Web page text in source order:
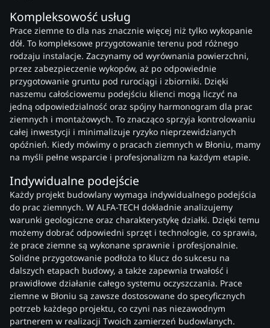
Kompleksowość usług
Prace ziemne to dla nas znacznie więcej niż tylko wykopanie
dół. To kompleksowe przygotowanie terenu pod różnego
rodzaju instalacje. Zaczynamy od wyrównania powierzchni,
przez zabezpieczenie wykopów, aż po odpowiednie
przygotowanie gruntu pod rurociągi i zbiorniki. Dzięki
naszemu całościowemu podejściu klienci mogą liczyć na
jedną odpowiedzialność oraz spójny harmonogram dla prac
ziemnych i montażowych. To znacząco sprzyja kontrolowaniu
całej inwestycji i minimalizuje ryzyko nieprzewidzianych
opóźnień. Kiedy mówimy o pracach ziemnych w Błoniu, mamy
na myśli pełne wsparcie i profesjonalizm na każdym etapie.
Indywidualne podejście
Każdy projekt budowlany wymaga indywidualnego podejścia
do prac ziemnych. W ALFA-TECH dokładnie analizujemy
warunki geologiczne oraz charakterystykę działki. Dzięki temu
możemy dobrać odpowiedni sprzęt i technologie, co sprawia,
że prace ziemne są wykonane sprawnie i profesjonalnie.
Solidne przygotowanie podłoża to klucz do sukcesu na
dalszych etapach budowy, a także zapewnia trwałość i
prawidłowe działanie całego systemu oczyszczania. Prace
ziemne w Błoniu są zawsze dostosowane do specyficznych
potrzeb każdego projektu, co czyni nas niezawodnym
partnerem w realizacji Twoich zamierzeń budowlanych.